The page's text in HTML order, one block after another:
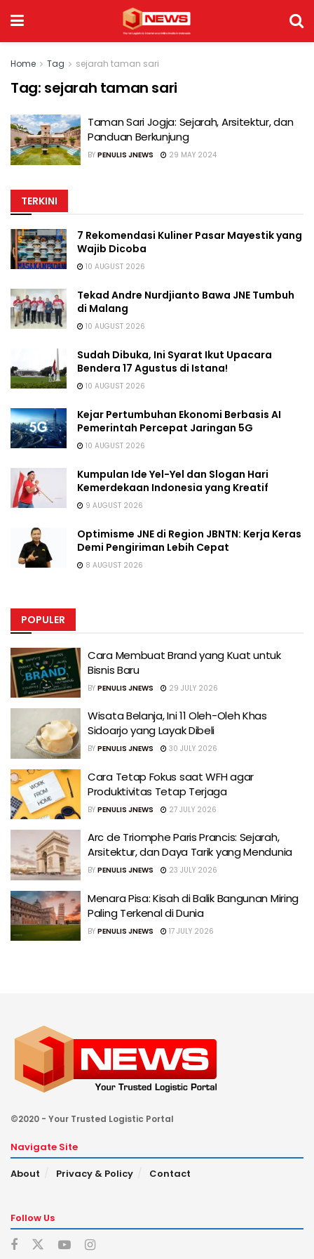
Home Tag sejarah taman sari
Tag: sejarah taman sari
Taman Sari Jogja: Sejarah, Arsitektur, dan
Panduan Berkunjung
BY PENULIS JNEWS 29 MAY 2024
TERKINI
7 Rekomendasi Kuliner Pasar Mayestik yang
Wajib Dicoba
10 AUGUST 2026
Tekad Andre Nurdjianto Bawa JNE Tumbuh
di Malang
10 AUGUST 2026
Sudah Dibuka, Ini Syarat Ikut Upacara
Bendera 17 Agustus di Istana!
10 AUGUST 2026
Kejar Pertumbuhan Ekonomi Berbasis AI
Pemerintah Percepat Jaringan 5G
10 AUGUST 2026
Kumpulan Ide Yel-Yel dan Slogan Hari
Kemerdekaan Indonesia yang Kreatif
9 AUGUST 2026
Optimisme JNE di Region JBNTN: Kerja Keras
Demi Pengiriman Lebih Cepat
8 AUGUST 2026
POPULER
Cara Membuat Brand yang Kuat untuk
Bisnis Baru
BY PENULIS JNEWS 29 JULY 2026
Wisata Belanja, Ini 11 Oleh-Oleh Khas
Sidoarjo yang Layak Dibeli
BY PENULIS JNEWS 30 JULY 2026
Cara Tetap Fokus saat WFH agar
Produktivitas Tetap Terjaga
BY PENULIS JNEWS 27 JULY 2026
Arc de Triomphe Paris Prancis: Sejarah,
Arsitektur, dan Daya Tarik yang Mendunia
BY PENULIS JNEWS 23 JULY 2026
Menara Pisa: Kisah di Balik Bangunan Miring
Paling Terkenal di Dunia
BY PENULIS JNEWS 17 JULY 2026
©2020 - Your Trusted Logistic Portal
Navigate Site
About
Privacy & Policy Contact
Follow Us